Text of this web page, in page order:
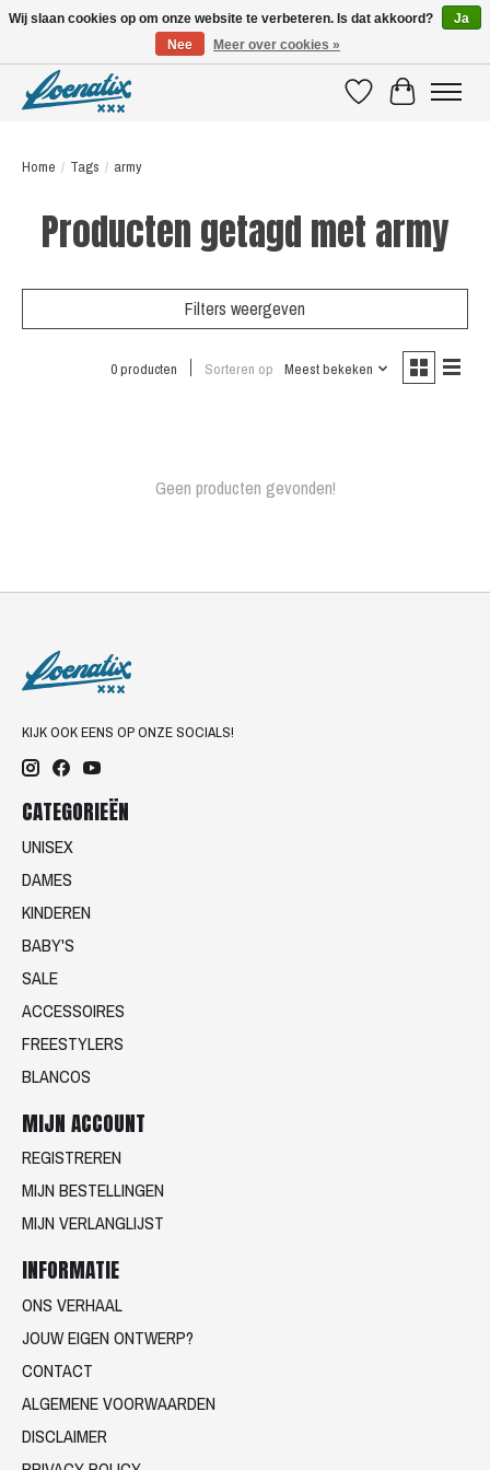
VerlanglijstWinkelwagen
Home / Tags / army
Producten getagd met army
Filters weergeven
0 producten Sorteren op Meest bekeken
Geen producten gevonden!
KIJK OOK EENS OP ONZE SOCIALS!
CATEGORIEËN
UNISEX
DAMES
KINDEREN
BABY'S
SALE
ACCESSOIRES
FREESTYLERS
BLANCOS
MIJN ACCOUNT
REGISTREREN
MIJN BESTELLINGEN
MIJN VERLANGLIJST
INFORMATIE
ONS VERHAAL
JOUW EIGEN ONTWERP?
CONTACT
ALGEMENE VOORWAARDEN
DISCLAIMER
Wij slaan cookies op om onze website te verbeteren. Is dat akkoord?
Ja
Nee
Meer over cookies »